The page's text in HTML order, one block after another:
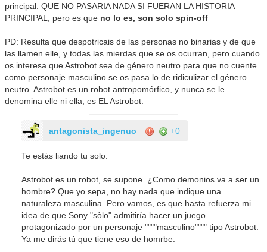
principal. QUE NO PASARIA NADA SI FUERAN LA HISTORIA
PRINCIPAL, pero es que no lo es, son solo spin-off
PD: Resulta que despotricais de las personas no binarias y de que
las llamen elle, y todas las mierdas que se os ocurran, pero cuando
os interesa que Astrobot sea de género neutro para que no cuente
como personaje masculino se os pasa lo de ridiculizar el género
neutro. Astrobot es un robot antropomórfico, y nunca se le
denomina elle ni ella, es EL Astrobot.
antagonista_ingenuo +0
Te estás liando tu solo.
Astrobot es un robot, se supone. ¿Como demonios va a ser un
hombre? Que yo sepa, no hay nada que indique una
naturaleza masculina. Pero vamos, es que hasta refuerza mi
idea de que Sony "sòlo" admitiría hacer un juego
protagonizado por un personaje """"masculino"""" tipo Astrobot.
Ya me dirás tú que tiene eso de homrbe.